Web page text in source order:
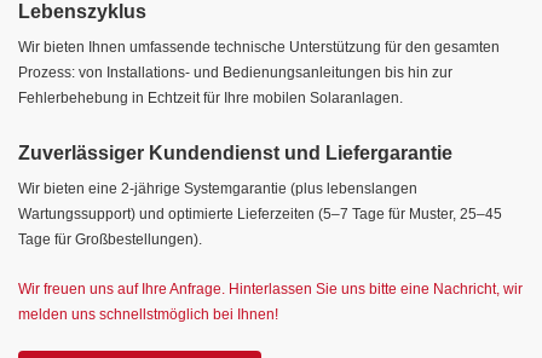
Lebenszyklus
Wir bieten Ihnen umfassende technische Unterstützung für den gesamten
Prozess: von Installations- und Bedienungsanleitungen bis hin zur
Fehlerbehebung in Echtzeit für Ihre mobilen Solaranlagen.
Zuverlässiger Kundendienst und Liefergarantie
Wir bieten eine 2-jährige Systemgarantie (plus lebenslangen
Wartungssupport) und optimierte Lieferzeiten (5–7 Tage für Muster, 25–45
Tage für Großbestellungen).
Wir freuen uns auf Ihre Anfrage. Hinterlassen Sie uns bitte eine Nachricht, wir
melden uns schnellstmöglich bei Ihnen!